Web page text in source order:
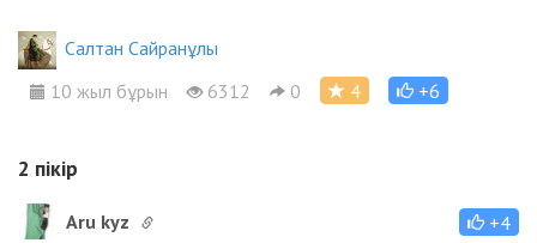
Салтан Сайранұлы
10 жыл бұрын
6312 0 4 +6
2 пікір
Aru kyz
+4